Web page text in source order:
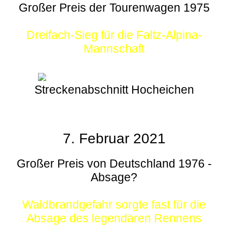
Großer Preis der Tourenwagen 1975
Dreifach-Sieg für die Faltz-Alpina-
Mannschaft
Streckenabschnitt Hocheichen
7. Februar 2021
Großer Preis von Deutschland 1976 -
Absage?
Waldbrandgefahr sorgte fast für die
Absage des legendären Rennens